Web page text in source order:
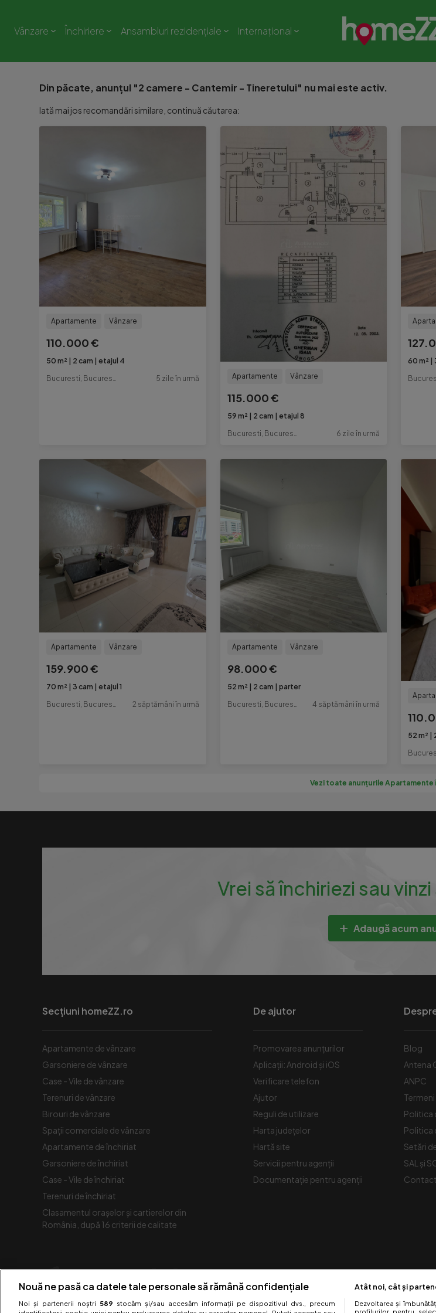
Vânzare Închiriere Ansambluri rezidențiale Internațional
Din păcate, anunțul "2 camere - Cantemir - Tineretului" nu mai este activ.
Iată mai jos recomandări similare, continuă căutarea:
Apartamente Vânzare
110.000 €
50 m² 2 cam
etajul 4
5 zile în urmă Apartamente Vânzare
115.000 €
59 m² 2 cam
etajul 8
Bucuresti, Bucuresti-Ilfov
6 zile în urmă
60 m²
Apartamente Vânzare
159.900 €
70 m² 3 cam
etajul 1
Bucuresti, Bucuresti-Ilfov
2 săptămâni în urmă
Apartamente Vânzare
98.000 €
52 m² 2 cam
parter
Bucuresti, Bucuresti-Ilfov
4 săptămâni în urmă
52 m²
Vezi toate anunțurile Apartamente
Vrei să închiriezi sau
Adaugă acum
Secțiuni homeZZ.ro
Apartamente de vânzare
Garsoniere de vânzare
Case - Vile de vânzare
Terenuri de vânzare
Birouri de vânzare
Spaţii comerciale de vânzare
Apartamente de închiriat
Garsoniere de închiriat
Case - Vile de închiriat
Terenuri de închiriat
Clasamentul orașelor și cartierelor din
România, după 16 criterii de calitate
De ajutor
Promovarea anunțurilor
Aplicații: Android și iOS
Verificare telefon
Ajutor
Reguli de utilizare
Harta județelor
Hartă site
Servicii pentru agenții
Documentație pentru agenții
Blog
Antena
ANPC
Politica
Politica
Setări
SAL și
Contact
Nouă ne pasă ca datele tale personale să rămână confidențiale
Noi și partenerii noștri 589 stocăm și/sau accesăm informații pe dispozitivul dvs., precum
Atât noi, cât și
Dezvoltarea și